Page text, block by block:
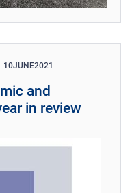
10JUNE2021
and
in review